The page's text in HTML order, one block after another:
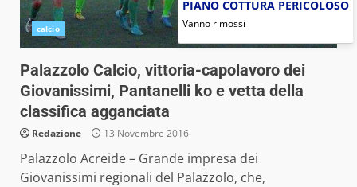
calcio
Palazzolo Calcio, vittoria-capolavoro dei
Giovanissimi, Pantanelli ko e vetta della
classifica agganciata
Redazione 13 Novembre 2016
Palazzolo Acreide – Grande impresa dei
Giovanissimi regionali del Palazzolo, che,
PIANO COTTURA PERICOLOSO
Vanno rimossi